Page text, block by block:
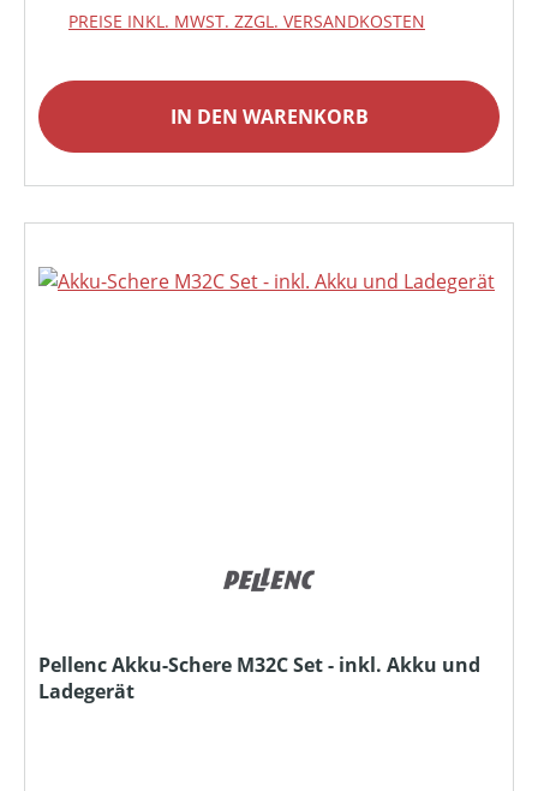
PREISE INKL. MWST. ZZGL. VERSANDKOSTEN
IN DEN WARENKORB
Pellenc Akku-Schere M32C Set - inkl. Akku und
Ladegerät